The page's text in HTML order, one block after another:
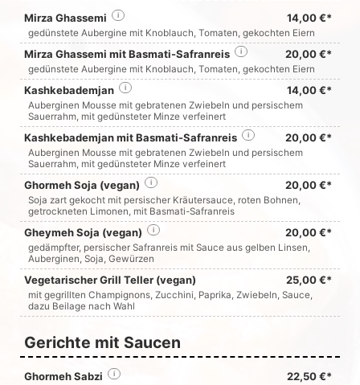
Mirza Ghassemi 14,00 €*
i
gedünstete Aubergine mit Knoblauch, Tomaten, gekochten Eiern
Mirza Ghassemi mit Basmati-Safranreis 20,00 €*
i
gedünstete Aubergine mit Knoblauch, Tomaten, gekochten Eiern
Kashkebademjan 14,00 €*
i
Auberginen Mousse mit gebratenen Zwiebeln und persischem
Sauerrahm, mit gedünsteter Minze verfeinert
Kashkebademjan mit Basmati-Safranreis 20,00 €*
i
Auberginen Mousse mit gebratenen Zwiebeln und persischem
Sauerrahm, mit gedünsteter Minze verfeinert
Ghormeh Soja (vegan) 20,00 €*
i
Soja zart gekocht mit persischer Kräutersauce, roten Bohnen,
getrockneten Limonen, mit Basmati-Safranreis
Gheymeh Soja (vegan) 20,00 €*
i
gedämpfter, persischer Safranreis mit Sauce aus gelben Linsen,
Auberginen, Soja, Gewürzen
Vegetarischer Grill Teller (vegan) 25,00 €*
mit gegrillten Champignons, Zucchini, Paprika, Zwiebeln, Sauce,
dazu Beilage nach Wahl
Gerichte mit Saucen
Ghormeh Sabzi 22,50 €*
i